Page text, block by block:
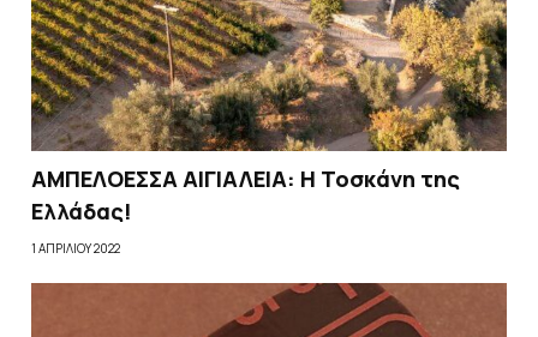
ΑΜΠΕΛΟΕΣΣΑ ΑΙΓΙΑΛΕΙΑ: Η Τοσκάνη της
Ελλάδας!
1 ΑΠΡΙΛΊΟΥ 2022